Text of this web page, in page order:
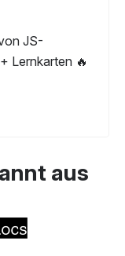
JS-
Lernkarten 🔥
aus